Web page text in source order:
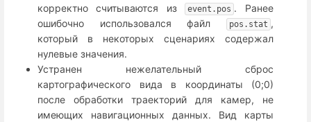
корректно считываются из
event.pos . Ранее
ошибочно использовался файл
pos.stat ,
который в некоторых сценариях содержал
нулевые значения.
Устранен нежелательный сброс
картографического вида в координаты (0;0)
после обработки траекторий для камер, не
имеющих навигационных данных. Вид карты